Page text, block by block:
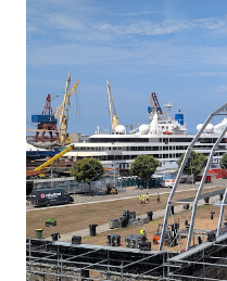
subterrâneos. O Parque da
2ª a 5ª feira a partir das